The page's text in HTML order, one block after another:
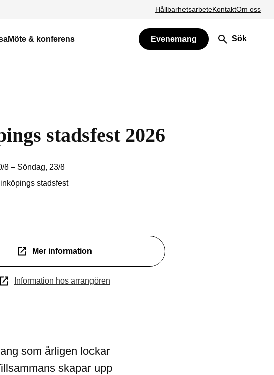
HållbarhetsarbeteKontaktOm oss
Möte & konferens Evenemang Sök
stadsfest 2026
8 – Söndag, 23/8
stadsfest
Mer information
(Öppnas i ett nytt fönster)
Information hos arrangören
som årligen lockar
skapar upp